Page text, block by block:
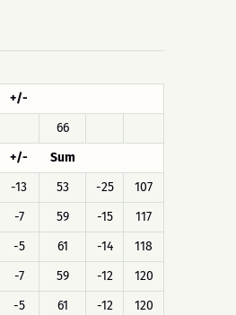
+/-
66
+/-
Sum
-13 53 -25
107
-7 59 -15
117
-5 61 -14
118
-7 59 -12
120
-5 61 -12
120